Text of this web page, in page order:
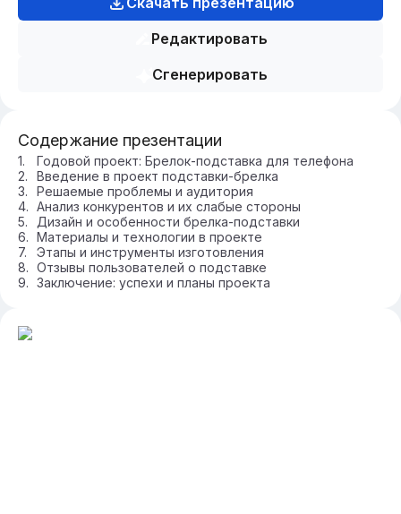
Редактировать
Сгенерировать
Содержание презентации
Годовой проект: Брелок-подставка для телефона
Введение в проект подставки-брелка
Решаемые проблемы и аудитория
Анализ конкурентов и их слабые стороны
Дизайн и особенности брелка-подставки
Материалы и технологии в проекте
Этапы и инструменты изготовления
Отзывы пользователей о подставке
Заключение: успехи и планы проекта